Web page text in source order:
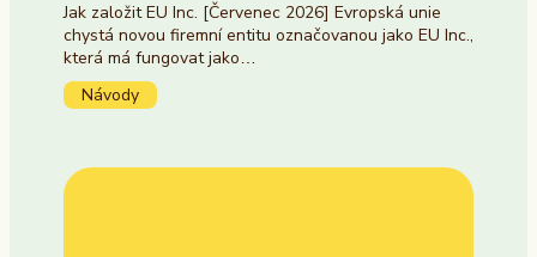
Jak založit EU Inc. [Červenec 2026] Evropská unie
chystá novou firemní entitu označovanou jako EU Inc.,
která má fungovat jako…
Návody